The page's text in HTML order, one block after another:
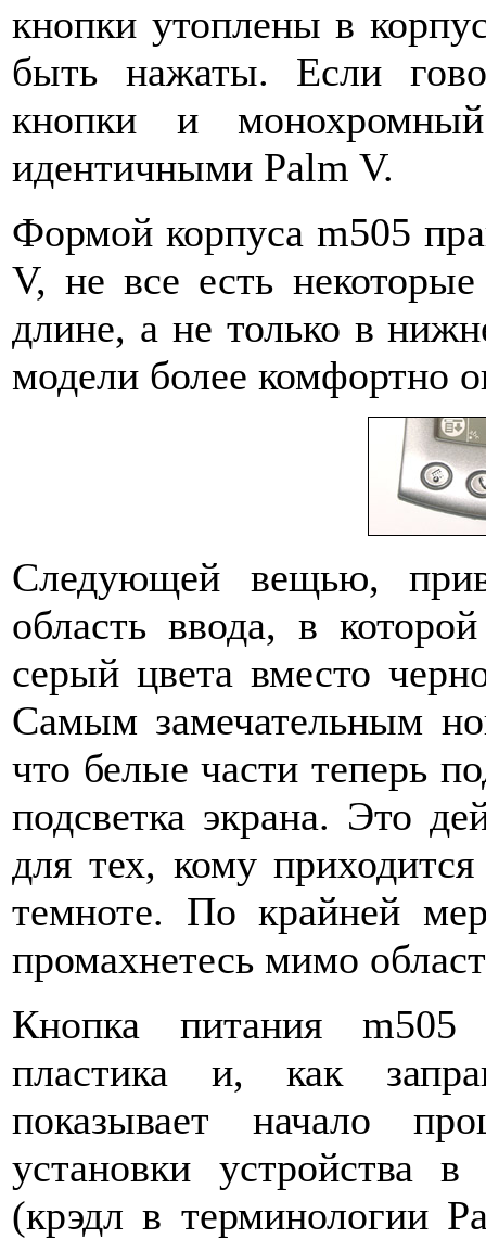
кнопки утоплены в
быть нажаты. Если
кнопки и
идентичными Palm V.
Формой корпуса m505
V, не все есть
длине, а не только в
модели более комфортно
Следующей вещью,
область ввода, в
серый цвета вместо
Самым замечательным
что белые части теперь
подсветка экрана. Это
для тех, кому
темноте. По крайней
промахнетесь мимо
Кнопка питания m505
пластика и, как
показывает начало
установки устройства
(крэдл в терминологии